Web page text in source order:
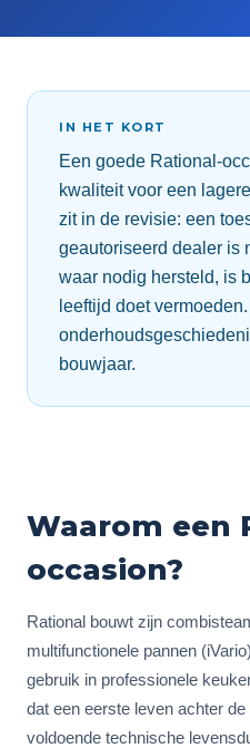
IN HET KORT
Een goede Rational-
kwaliteit voor een
zit in de revisie: een
geautoriseerd dealer is
waar nodig hersteld, is
leeftijd doet
bouwjaar.
Waarom een
occasion?
Rational bouwt zijn
multifunctionele pannen
gebruik in professionele
dat een eerste leven achter
voldoende technische